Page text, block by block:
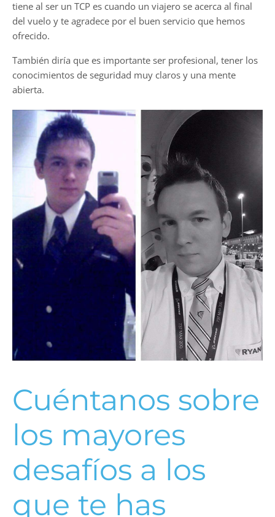
tiene al ser un TCP es cuando un viajero se acerca al final
del vuelo y te agradece por el buen servicio que hemos
ofrecido.
También diría que es importante ser profesional, tener los
conocimientos de seguridad muy claros y una mente
abierta.
Cuéntanos sobre
los mayores
desafíos a los
que te has